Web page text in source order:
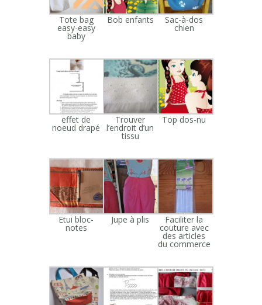
Tote bag
easy-easy
baby
Bob enfants Sac-à-dos
chien
effet de
noeud drapé
Trouver
l’endroit d’un
tissu
Top dos-nu
Etui bloc-
notes
Jupe à plis Faciliter la
couture avec
des articles
du commerce